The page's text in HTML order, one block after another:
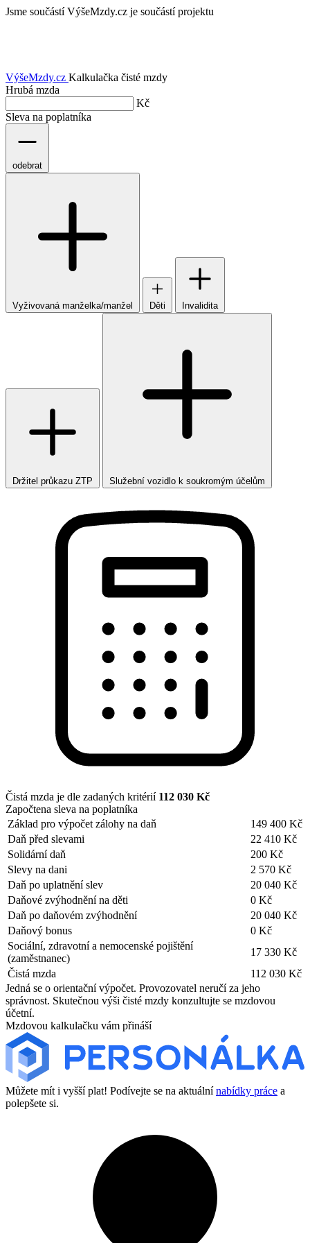
Jsme součástí VýšeMzdy.cz je součástí projektu
VýšeMzdy.cz Kalkulačka čisté mzdy
Hrubá mzda
Kč
Sleva na poplatníka
odebrat
Vyživovaná manželka/manžel Děti Invalidita
Držitel průkazu ZTP Služební vozidlo k soukromým účelům
Čistá mzda je dle zadaných kritérií 112 030 Kč
Započtena sleva na poplatníka
Základ pro výpočet zálohy na daň
149 400 Kč
Daň před slevami
22 410 Kč
Solidární daň
200 Kč
Slevy na dani
2 570 Kč
Daň po uplatnění slev
20 040 Kč
Daňové zvýhodnění na děti
0 Kč
Daň po daňovém zvýhodnění
20 040 Kč
Daňový bonus
0 Kč
Sociální, zdravotní a nemocenské pojištění
(zaměstnanec)
17 330 Kč
Čistá mzda
112 030 Kč
Jedná se o orientační výpočet. Provozovatel neručí za jeho
správnost. Skutečnou výši čisté mzdy konzultujte se mzdovou
účetní.
Mzdovou kalkulačku vám přináší
Můžete mít i vyšší plat! Podívejte se na aktuálnínabídky práce a
polepšete si.